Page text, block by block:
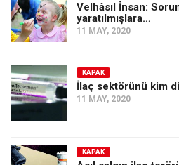
Velhâsıl İnsan:
yaratılmışlara…
11 MAY, 2020
KAPAK
İlaç sektörünü kim
11 MAY, 2020
KAPAK